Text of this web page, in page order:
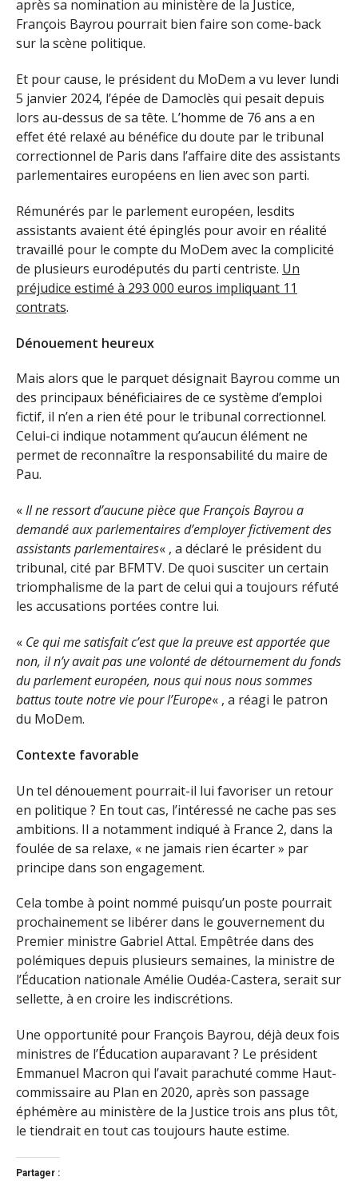
après sa nomination au ministère de la Justice,
François Bayrou pourrait bien faire son come-back
sur la scène politique.
Et pour cause, le président du MoDem a vu lever lundi
5 janvier 2024, l’épée de Damoclès qui pesait depuis
lors au-dessus de sa tête. L’homme de 76 ans a en
effet été relaxé au bénéfice du doute par le tribunal
correctionnel de Paris dans l’affaire dite des assistants
parlementaires européens en lien avec son parti.
Rémunérés par le parlement européen, lesdits
assistants avaient été épinglés pour avoir en réalité
travaillé pour le compte du MoDem avec la complicité
de plusieurs eurodéputés du parti centriste. Un
préjudice estimé à 293 000 euros impliquant 11
contrats.
Dénouement heureux
Mais alors que le parquet désignait Bayrou comme un
des principaux bénéficiaires de ce système d’emploi
fictif, il n’en a rien été pour le tribunal correctionnel.
Celui-ci indique notamment qu’aucun élément ne
permet de reconnaître la responsabilité du maire de
Pau.
«Il ne ressort d’aucune pièce que François Bayrou a
demandé aux parlementaires d’employer fictivement des
assistants parlementaires« , a déclaré le président du
tribunal, cité par BFMTV. De quoi susciter un certain
triomphalisme de la part de celui qui a toujours réfuté
les accusations portées contre lui.
« Ce qui me satisfait c’est que la preuve est apportée que
non, il n’y avait pas une volonté de détournement du fonds
du parlement européen, nous qui nous nous sommes
battus toute notre vie pour l’Europe« , a réagi le patron
du MoDem.
Contexte favorable
Un tel dénouement pourrait-il lui favoriser un retour
en politique ? En tout cas, l’intéressé ne cache pas ses
ambitions. Il a notamment indiqué à France 2, dans la
foulée de sa relaxe, « ne jamais rien écarter » par
principe dans son engagement.
Cela tombe à point nommé puisqu’un poste pourrait
prochainement se libérer dans le gouvernement du
Premier ministre Gabriel Attal. Empêtrée dans des
polémiques depuis plusieurs semaines, la ministre de
l’Éducation nationale Amélie Oudéa-Castera, serait sur
sellette, à en croire les indiscrétions.
Une opportunité pour François Bayrou, déjà deux fois
ministres de l’Éducation auparavant ? Le président
Emmanuel Macron qui l’avait parachuté comme Haut-
commissaire au Plan en 2020, après son passage
éphémère au ministère de la Justice trois ans plus tôt,
le tiendrait en tout cas toujours haute estime.
Partager :